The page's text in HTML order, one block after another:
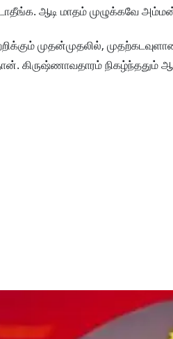
ஆடி மாதம் முழுக்கவே
முதன்முதலில்,
கிருஷ்ணாவதாரம் நிகழ்ந்ததும்